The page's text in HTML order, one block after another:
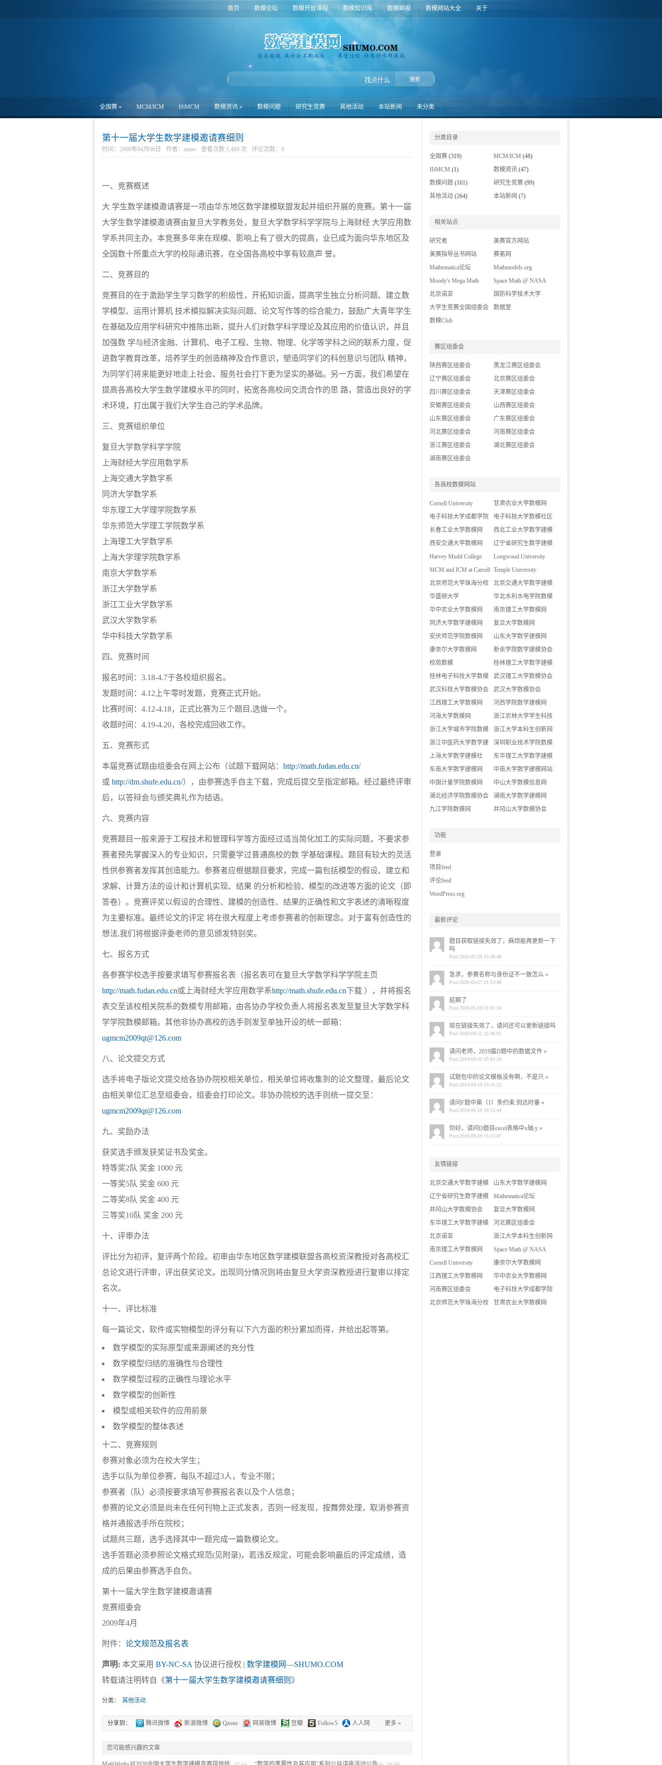
首页 数模论坛 数模开放课程 数模知识库 数模邮报 数模网站大全 关于
全国赛 » MCM/ICM HiMCM 数模资讯 » 数模问题 研究生竞赛 其他活动 本站新闻 未分类
第十一届大学生数学建模邀请赛细则
时间：2009年04月08日 作者：amao 查看次数:1,469 次 评论次数： 0
一、竞赛概述
大 学生数学建模邀请赛是一项由华东地区数学建模联盟发起并组织开展的竞赛。第十一届
大学生数学建模邀请赛由复旦大学教务处，复旦大学数学科学学院与上海财经 大学应用数
学系共同主办。本竞赛多年来在规模、影响上有了很大的提高，业已成为面向华东地区及
全国数十所重点大学的校际通讯赛，在全国各高校中享有较高声 誉。
二、竞赛目的
竞赛目的在于激励学生学习数学的积极性，开拓知识面，提高学生独立分析问题、建立数
学模型、运用计算机 技术模拟解决实际问题、论文写作等的综合能力，鼓励广大青年学生
在基础及应用学科研究中推陈出新，提升人们对数学科学理论及其应用的价值认识，并且
加强数 学与经济金融、计算机、电子工程、生物、物理、化学等学科之间的联系力度，促
进数学教育改革，培养学生的创造精神及合作意识，塑造同学们的科创意识与团队 精神，
为同学们将来能更好地走上社会、服务社会打下更为坚实的基础。另一方面，我们希望在
提高各高校大学生数学建模水平的同时，拓宽各高校间交流合作的思 路，营造出良好的学
术环境，打出属于我们大学生自己的学术品牌。
三、竞赛组织单位
复旦大学数学科学学院
上海财经大学应用数学系
上海交通大学数学系
同济大学数学系
华东理工大学理学院数学系
华东师范大学理工学院数学系
上海理工大学数学系
上海大学理学院数学系
南京大学数学系
浙江大学数学系
浙江工业大学数学系
武汉大学数学系
华中科技大学数学系
四、竞赛时间
报名时间：3.18-4.7于各校组织报名。
发题时间：4.12上午零时发题，竞赛正式开始。
比赛时间：4.12-4.18，正式比赛为三个题目,选做一个。
收题时间：4.19-4.20，各校完成回收工作。
五、竞赛形式
本届竞赛试题由组委会在网上公布（试题下载网站： http://math.fudan.edu.cn/
或 http://dm.shufe.edu.cn/），由参赛选手自主下载，完成后提交至指定邮箱。经过最终评审
后，以答辩会与颁奖典礼作为结语。
六、竞赛内容
竞赛题目一般来源于工程技术和管理科学等方面经过适当简化加工的实际问题，不要求参
赛者预先掌握深入的专业知识，只需要学过普通高校的数 学基础课程。题目有较大的灵活
性供参赛者发挥其创造能力。参赛者应根据题目要求，完成一篇包括模型的假设、建立和
求解、计算方法的设计和计算机实现、结果 的分析和检验、模型的改进等方面的论文（即
答卷）。竞赛评奖以假设的合理性、建模的创造性、结果的正确性和文字表述的清晰程度
为主要标准。最终论文的评定 将在很大程度上考虑参赛者的创新理念。对于富有创造性的
想法,我们将根据评委老师的意见颁发特别奖。
七、报名方式
各参赛学校选手按要求填写参赛报名表（报名表可在复旦大学数学科学学院主页
http://math.fudan.edu.cn或上海财经大学应用数学系http://math.shufe.edu.cn下载 ），并将报名
表交至该校相关院系的数模专用邮箱，由各协办学校负责人将报名表发至复旦大学数学科
学学院数模邮箱。其他非协办高校的选手则发至单独开设的统一邮箱：
ugmcm2009qt@126.com
八、论文提交方式
选手将电子版论文提交给各协办院校相关单位，相关单位将收集到的论文整理，最后论文
由相关单位汇总至组委会，组委会打印论文。非协办院校的选手则统一提交至：
ugmcm2009qt@126.com
九、奖励办法
获奖选手颁发获奖证书及奖金。
特等奖2队 奖金 1000 元
一等奖5队 奖金 600 元
二等奖8队 奖金 400 元
三等奖10队 奖金 200 元
十、评审办法
评比分为初评，复评两个阶段。初审由华东地区数学建模联盟各高校资深教授对各高校汇
总论文进行评审，评出获奖论文。出现同分情况则将由复旦大学资深教授进行复审以排定
名次。
十一、评比标准
每一篇论文，软件或实物模型的评分有以下六方面的积分累加而得，并给出起等第。
数学模型的实际原型或来源阐述的充分性
数学模型归结的准确性与合理性
数学模型过程的正确性与理论水平
数学模型的创新性
模型或相关软件的应用前景
数学模型的整体表述
十二、竞赛规则
参赛对象必须为在校大学生；
选手以队为单位参赛，每队不超过3人，专业不限；
参赛者（队）必须按要求填写参赛报名表以及个人信息；
参赛的论文必须是尚未在任何刊物上正式发表，否则一经发现，按舞弊处理，取消参赛资
格并通报选手所在院校；
试题共三题，选手选择其中一题完成一篇数模论文。
选手答题必须参照论文格式规范(见附录)，若违反规定，可能会影响最后的评定成绩，造
成的后果由参赛选手自负。
第十一届大学生数学建模邀请赛
竞赛组委会
2009年4月
附件： 论文规范及报名表
声明: 本文采用 BY-NC-SA 协议进行授权 | 数学建模网—SHUMO.COM
转载请注明转自《第十一届大学生数学建模邀请赛细则 》
分类： 其他活动
分享到： 腾讯微博 新浪微博 Qzone 网易微博 豆瓣 Follow5 人人网 更多 »
您可能感兴趣的文章
分类目录
全国赛 (319)
数据挖掘竞赛
(1)
数模夏令营
(45)
MCM/ICM (48)
HiMCM (1) 数模资讯 (47)
建模经验交流
媒体报道(1)
精华转载
数模问题 (161) 研究生竞赛 (99)
其他活动 (264) 本站新闻 (7)
相关站点
研究者
美赛官方网站
美赛指导丛书网站
赛氪网
Mathematica论坛
Mathmodels.org
Moody's Mega Math
Challenge (A Contest for
High School Students)
Space Math @ NASA
北京诺亚
国防科学技术大学
大学生竞赛全国组委会
数据堂
数模Club
赛区组委会
陕西赛区组委会
黑龙江赛区组委会
辽宁赛区组委会
北京赛区组委会
四川赛区组委会
天津赛区组委会
安徽赛区组委会
山西赛区组委会
山东赛区组委会
广东赛区组委会
河北赛区组委会
河南赛区组委会
浙江赛区组委会
湖北赛区组委会
湖南赛区组委会
各高校数模网站
Cornell University
甘肃农业大学数模网
电子科技大学成都学院
数模论坛
电子科技大学数模社区
长春工业大学数模网
西北工业大学数学建模
基地
西安交通大学数模网
辽宁省研究生数学建模
竞赛
Harvey Mudd College
Longwood University
MCM and ICM at Carroll Temple University
北京师范大学珠海分校
数模网
北京交通大学数学建模
网
华盛顿大学
华北水利水电学院数模
协会
华中农业大学数模网
南京理工大学数模网
同济大学数学建模网
复旦大学数模网
安庆师范学院数模网
山东大学数学建模网
康奈尔大学数模网
新余学院数学建模协会
校苑数模
桂林理工大学数学建模
协会
桂林电子科技大学数模
基地
武汉理工大学数模协会
武汉科技大学数模协会
武汉大学数模协会
江西理工大学数模网
河西学院数学建模网
河海大学数模网
浙江农林大学学生科技
创新网
浙江大学城市学院数模
网
浙江大学本科生创新网
浙江中医药大学数学建
模基地
深圳职业技术学院数模
协会
上海大学数学建模社
东华理工大学数学建模
协会
东南大学数学建模网
中南大学数学建模网站
中国计量学院数模网
中山大学数模信息网
湖北经济学院数模协会
湖南大学数学建模网
九江学院数模网
井冈山大学数模协会
功能
登录
项目feed
评论feed
WordPress.org
最新评论
题目获取链接失效了，麻烦能再更新一下
吗
Post:2020-07-28 15:38:48
急求，参赛名称与身份证不一致怎么 »
Post:2020-05-27 21:53:48
延期了
Post:2020-05-19 21:01:56
现在链接失效了，请问还可以更新链接吗
Post:2020-04-21 22:48:01
请问老师，2019届D题中的数据文件 »
Post:2019-09-20 09:43:56
试题包中的论文模板没有啊，不是只 »
Post:2019-09-19 19:51:52
请问F题中第（1）条约束:到达时垂 »
Post:2019-09-19 19:15:44
你好，请问D题目excel表格中x轴,y »
Post:2019-09-19 15:13:47
友情链接
北京交通大学数学建模
网
山东大学数学建模网
辽宁省研究生数学建模
竞赛
Mathematica论坛
井冈山大学数模协会
复旦大学数模网
东华理工大学数学建模
协会
河北赛区组委会
北京诺亚
浙江大学本科生创新网
南京理工大学数模网
Space Math @ NASA
Cornell University
康奈尔大学数模网
江西理工大学数模网
华中农业大学数模网
河南赛区组委会
电子科技大学成都学院
数模论坛
北京师范大学珠海分校
甘肃农业大学数模网